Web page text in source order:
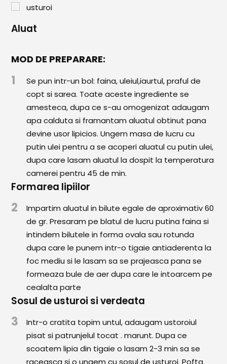
Rețete cu Carne
Rețete Vegetariene
Salate
Sandwichuri și Wraps
Supe și Ciorbe
Rețete Video
Comunitatea
iCooking
Librărie
Adaugă o rețetă
Cum adăugăm o rețetă
Regulament de postare
CONCURS
usturoi
Aluat
MOD DE PREPARARE:
1
Se pun intr-un bol: faina, uleiul,iaurtul, praful de
copt si sarea. Toate aceste ingrediente se
amesteca, dupa ce s-au omogenizat adaugam
apa calduta si framantam aluatul obtinut pana
devine usor lipicios. Ungem masa de lucru cu
putin ulei pentru a se acoperi aluatul cu putin ulei,
dupa care lasam aluatul la dospit la temperatura
camerei pentru 45 de min.
Formarea lipiilor
2
Impartim aluatul in bilute egale de aproximativ 60
de gr. Presaram pe blatul de lucru putina faina si
intindem bilutele in forma ovala sau rotunda
dupa care le punem intr-o tigaie antiaderenta la
foc mediu si le lasam sa se prajeasca pana se
formeaza bule de aer dupa care le intoarcem pe
cealalta parte
Sosul de usturoi si verdeata
3
Intr-o cratita topim untul, adaugam ustoroiul
pisat si patrunjelul tocat . marunt. Dupa ce
scoatem lipia din tigaie o lasam 2-3 min sa se